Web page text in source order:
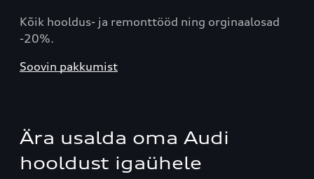
Kõik hooldus- ja remonttööd ning orginaalosad
-20%.
Soovin pakkumist
Ära usalda oma Audi
hooldust igaühele